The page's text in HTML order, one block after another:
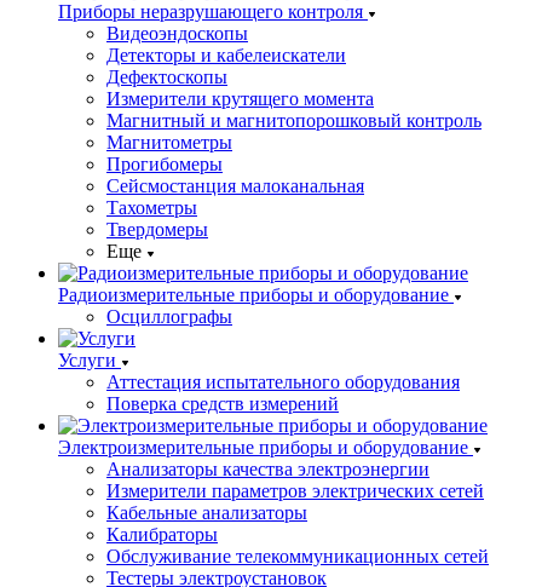
Приборы неразрушающего контроля
Видеоэндоскопы
Детекторы и кабелеискатели
Дефектоскопы
Измерители крутящего момента
Магнитный и магнитопорошковый контроль
Магнитометры
Прогибомеры
Сейсмостанция малоканальная
Тахометры
Твердомеры
Еще
Радиоизмерительные приборы и оборудование
Осциллографы
Услуги
Аттестация испытательного оборудования
Поверка средств измерений
Электроизмерительные приборы и оборудование
Анализаторы качества электроэнергии
Измерители параметров электрических сетей
Кабельные анализаторы
Калибраторы
Обслуживание телекоммуникационных сетей
Тестеры электроустановок